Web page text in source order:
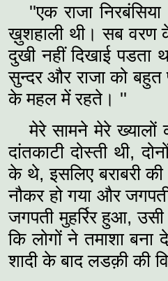
''एक राजा
ख़ुशहाली थी। सब वरण
दुखी नहीं दिखाई पडता
सुन्दर और राजा को
के महल में रहते। ''
मेरे सामने मेरे ख्यालों
दांतकाटी दोस्ती थी,
के थे, इसलिए बराबरी
नौकर हो गया और
जगपती मुहर्रिर हुआ,
कि लोगों ने तमाशा बना
शादी के बाद लडक़ी की